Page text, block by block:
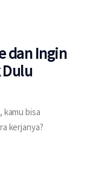
dan Ingin
Dulu
bisa
kerjanya?